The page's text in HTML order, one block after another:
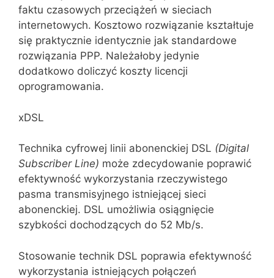
faktu czasowych przeciążeń w sieciach
internetowych. Kosztowo rozwiązanie kształtuje
się praktycznie identycznie jak standardowe
rozwiązania PPP. Należałoby jedynie
dodatkowo doliczyć koszty licencji
oprogramowania.
xDSL
Technika cyfrowej linii abonenckiej DSL (Digital
SubscriberLine) może zdecydowanie poprawić
efektywność wykorzystania rzeczywistego
pasma transmisyjnego istniejącej sieci
abonenckiej. DSL umożliwia osiągnięcie
szybkości dochodzących do 52 Mb/s.
Stosowanie technik DSL poprawia efektywność
wykorzystania istniejących połączeń